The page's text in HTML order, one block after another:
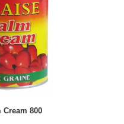
Cream 800